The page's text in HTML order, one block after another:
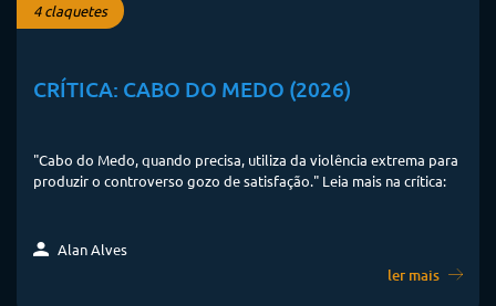
4 claquetes
CRÍTICA: CABO DO MEDO (2026)
"Cabo do Medo, quando precisa, utiliza da violência extrema para
produzir o controverso gozo de satisfação." Leia mais na crítica:
Alan Alves
ler mais